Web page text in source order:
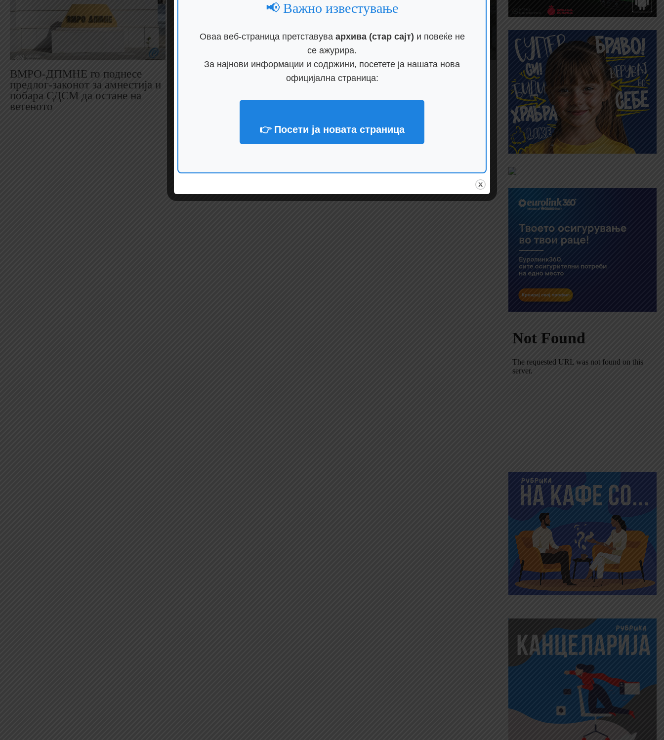
ВМРО-ДПМНЕ го поднесе
предлог-законот за амнестија и
побара СДСМ да остане на
ветеното
(Фото) Дедо Стефан го
крштевал синот на лажниот
Детален преглед на состојбата
по болниците каде се лекуваат
📢 Важно известување
Оваа веб-страница претставува архива (стар сајт) и повеќе не
се ажурира.
За најнови информации и содржини, посетете ја нашата нова
официјална страница:
👉 Посети ја новата страница